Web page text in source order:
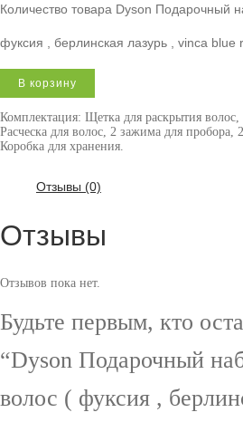
Количество товара Dyson Подарочный
фуксия , берлинская лазурь , vinca blue
В корзину
Комплектация: Щетка для раскрытия
Расческа для волос, 2 зажима для пробора,
Коробка для хранения.
Отзывы (0)
Отзывы
Отзывов пока нет.
Будьте первым, кто
“Dyson Подарочный
волос ( фуксия ,